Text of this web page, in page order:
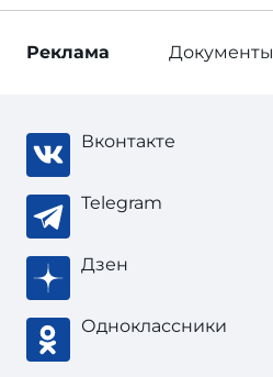
Реклама Документы
Вконтакте
Telegram
Дзен
Одноклассники